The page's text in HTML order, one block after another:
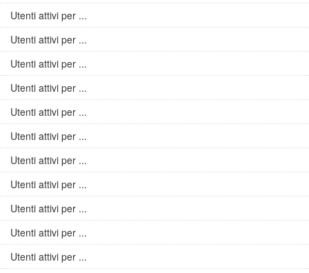
Utenti attivi per ...
Utenti attivi per ...
Utenti attivi per ...
Utenti attivi per ...
Utenti attivi per ...
Utenti attivi per ...
Utenti attivi per ...
Utenti attivi per ...
Utenti attivi per ...
Utenti attivi per ...
Utenti attivi per ...